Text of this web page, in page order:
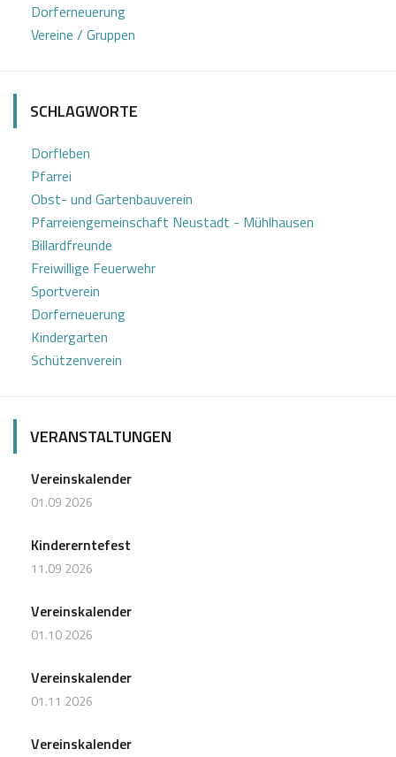
7t
Dorferneuerung
Vereine / Gruppen
SCHLAGWORTE
Dorfleben
Pfarrei
Obst- und Gartenbauverein
Pfarreiengemeinschaft Neustadt - Mühlhausen
Billardfreunde
Freiwillige Feuerwehr
Sportverein
Dorferneuerung
Kindergarten
Schützenverein
VERANSTALTUNGEN
Vereinskalender
01.09 2026
Kindererntefest
11.09 2026
Vereinskalender
01.10 2026
Vereinskalender
01.11 2026
Vereinskalender